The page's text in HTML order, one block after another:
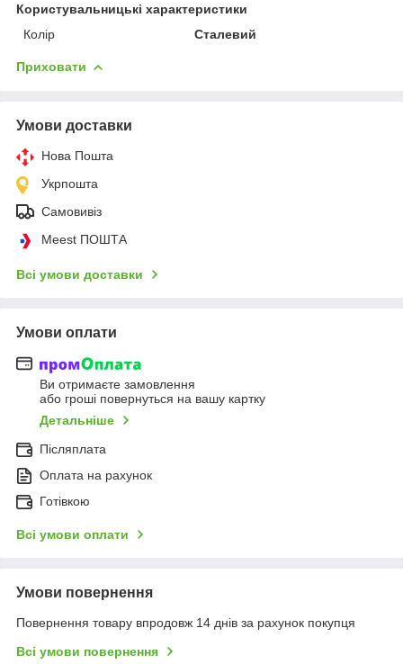
Користувальницькі характеристики
Колір
Сталевий
Приховати
Умови доставки
Нова Пошта
Укрпошта
Самовивіз
Meest ПОШТА
Всі умови доставки
Умови оплати
Ви отримаєте замовлення
або гроші повернуться на вашу картку
Детальніше
Післяплата
Оплата на рахунок
Готівкою
Всі умови оплати
Умови повернення
Повернення товару впродовж 14 днів за рахунок покупця
Всі умови повернення